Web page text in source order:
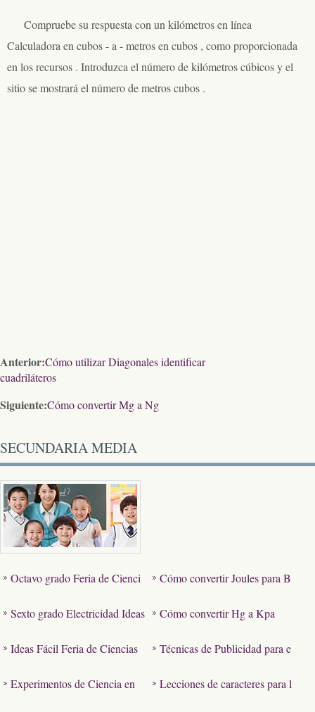
Compruebe su respuesta con un kilómetros en línea
Calculadora en cubos - a - metros en cubos , como proporcionada
en los recursos . Introduzca el número de kilómetros cúbicos y el
sitio se mostrará el número de metros cubos .
Anterior:Cómo utilizar Diagonales identificar
cuadriláteros
Siguiente:Cómo convertir Mg a Ng
SECUNDARIA MEDIA
Octavo grado Feria de Cienci
s…
Cómo convertir Joules para B
Sexto grado Electricidad Ideas
Cómo convertir Hg a Kpa
Ideas Fácil Feria de Ciencias
i…
Técnicas de Publicidad para e
Experimentos de Ciencia en
Lecciones de caracteres para l